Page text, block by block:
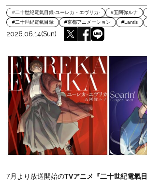
#二十世紀電氣目録-ユーレカ・エヴリカ- #五阿弥ルナ
#二十世紀電氣目録
#京都アニメーション #Lantis
2026.06.14(Sun)
7月より放送開始のTVアニメ『二十世紀電氣